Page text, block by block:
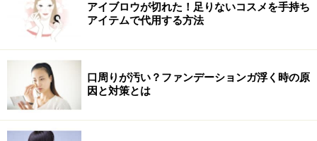
アイブロウが切れた！足りないコスメを手持ち
アイテムで代用する方法
口周りが汚い？ファンデーションガ浮く時の原
因と対策とは